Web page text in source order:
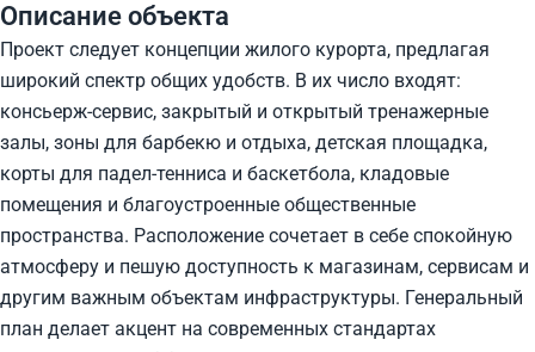
Описание объекта
Проект следует концепции жилого курорта, предлагая
широкий спектр общих удобств. В их число входят:
консьерж-сервис, закрытый и открытый тренажерные
залы, зоны для барбекю и отдыха, детская площадка,
корты для падел-тенниса и баскетбола, кладовые
помещения и благоустроенные общественные
пространства. Расположение сочетает в себе спокойную
атмосферу и пешую доступность к магазинам, сервисам и
другим важным объектам инфраструктуры. Генеральный
план делает акцент на современных стандартах